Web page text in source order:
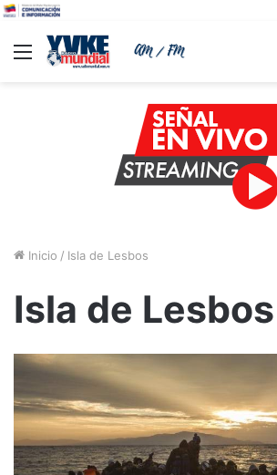
Menu
Inicio / Isla de Lesbos
Isla de Lesbos